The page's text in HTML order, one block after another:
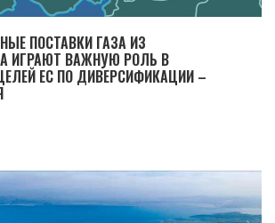
ПОСТАВКИ ГАЗА ИЗ
ИГРАЮТ ВАЖНУЮ РОЛЬ В
ЕС ПО ДИВЕРСИФИКАЦИИ –